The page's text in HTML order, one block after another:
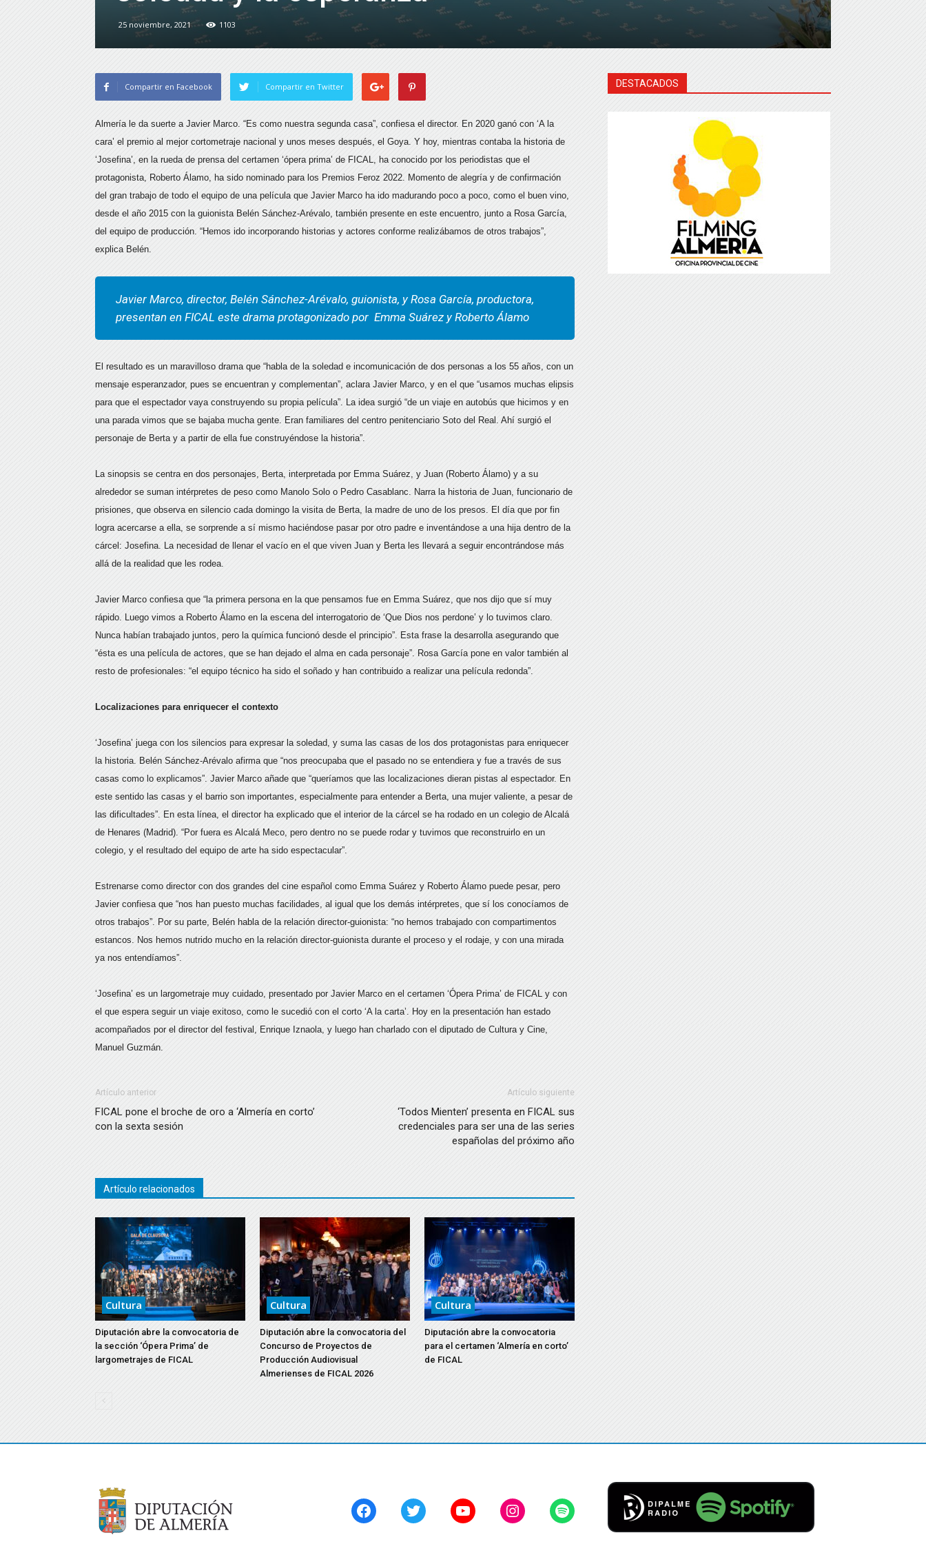
25 noviembre, 2021 1103
Compartir en Facebook Compartir en Twitter
Almería le da suerte a Javier Marco. “Es como nuestra segunda casa”, confiesa el director. En 2020 ganó con ‘A la
cara’ el premio al mejor cortometraje nacional y unos meses después, el Goya. Y hoy, mientras contaba la historia de
‘Josefina’, en la rueda de prensa del certamen ‘ópera prima’ de FICAL, ha conocido por los periodistas que el
protagonista, Roberto Álamo, ha sido nominado para los Premios Feroz 2022. Momento de alegría y de confirmación
del gran trabajo de todo el equipo de una película que Javier Marco ha ido madurando poco a poco, como el buen vino,
desde el año 2015 con la guionista Belén Sánchez-Arévalo, también presente en este encuentro, junto a Rosa García,
del equipo de producción. “Hemos ido incorporando historias y actores conforme realizábamos de otros trabajos”,
explica Belén.
Javier Marco, director, Belén Sánchez-Arévalo, guionista, y Rosa García, productora,
presentan en FICAL este drama protagonizado por Emma Suárez y Roberto Álamo
El resultado es un maravilloso drama que “habla de la soledad e incomunicación de dos personas a los 55 años, con un
mensaje esperanzador, pues se encuentran y complementan”, aclara Javier Marco, y en el que “usamos muchas elipsis
para que el espectador vaya construyendo su propia película”. La idea surgió “de un viaje en autobús que hicimos y en
una parada vimos que se bajaba mucha gente. Eran familiares del centro penitenciario Soto del Real. Ahí surgió el
personaje de Berta y a partir de ella fue construyéndose la historia”.
La sinopsis se centra en dos personajes, Berta, interpretada por Emma Suárez, y Juan (Roberto Álamo) y a su
alrededor se suman intérpretes de peso como Manolo Solo o Pedro Casablanc. Narra la historia de Juan, funcionario de
prisiones, que observa en silencio cada domingo la visita de Berta, la madre de uno de los presos. El día que por fin
logra acercarse a ella, se sorprende a sí mismo haciéndose pasar por otro padre e inventándose a una hija dentro de la
cárcel: Josefina. La necesidad de llenar el vacío en el que viven Juan y Berta les llevará a seguir encontrándose más
allá de la realidad que les rodea.
Javier Marco confiesa que “la primera persona en la que pensamos fue en Emma Suárez, que nos dijo que sí muy
rápido. Luego vimos a Roberto Álamo en la escena del interrogatorio de ‘Que Dios nos perdone’ y lo tuvimos claro.
Nunca habían trabajado juntos, pero la química funcionó desde el principio”. Esta frase la desarrolla asegurando que
“ésta es una película de actores, que se han dejado el alma en cada personaje”. Rosa García pone en valor también al
resto de profesionales: “el equipo técnico ha sido el soñado y han contribuido a realizar una película redonda”.
Localizaciones para enriquecer el contexto
‘Josefina’ juega con los silencios para expresar la soledad, y suma las casas de los dos protagonistas para enriquecer
la historia. Belén Sánchez-Arévalo afirma que “nos preocupaba que el pasado no se entendiera y fue a través de sus
casas como lo explicamos”. Javier Marco añade que “queríamos que las localizaciones dieran pistas al espectador. En
este sentido las casas y el barrio son importantes, especialmente para entender a Berta, una mujer valiente, a pesar de
las dificultades”. En esta línea, el director ha explicado que el interior de la cárcel se ha rodado en un colegio de Alcalá
de Henares (Madrid). “Por fuera es Alcalá Meco, pero dentro no se puede rodar y tuvimos que reconstruirlo en un
colegio, y el resultado del equipo de arte ha sido espectacular”.
Estrenarse como director con dos grandes del cine español como Emma Suárez y Roberto Álamo puede pesar, pero
Javier confiesa que “nos han puesto muchas facilidades, al igual que los demás intérpretes, que sí los conocíamos de
otros trabajos”. Por su parte, Belén habla de la relación director-guionista: “no hemos trabajado con compartimentos
estancos. Nos hemos nutrido mucho en la relación director-guionista durante el proceso y el rodaje, y con una mirada
ya nos entendíamos”.
‘Josefina’ es un largometraje muy cuidado, presentado por Javier Marco en el certamen ‘Ópera Prima’ de FICAL y con
el que espera seguir un viaje exitoso, como le sucedió con el corto ‘A la carta’. Hoy en la presentación han estado
acompañados por el director del festival, Enrique Iznaola, y luego han charlado con el diputado de Cultura y Cine,
Manuel Guzmán.
Artículo anterior
FICAL pone el broche de oro a ‘Almería en corto’
con la sexta sesión
Artículo siguiente
‘Todos Mienten’ presenta en FICAL sus
credenciales para ser una de las series
españolas del próximo año
Artículo relacionados
Cultura
Diputación abre la convocatoria de
la sección ‘Ópera Prima’ de
largometrajes de FICAL
Cultura
Diputación abre la convocatoria del
Concurso de Proyectos de
Producción Audiovisual
Almerienses de FICAL 2026
Cultura
Diputación abre la convocatoria
para el certamen ‘Almería en corto’
de FICAL
DESTACADOS
FacebookTwitterYouTubeInstagramSpotify